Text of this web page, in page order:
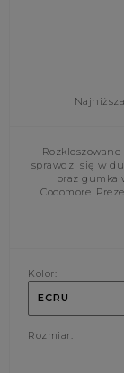
sprawdzi się w
oraz gumka
Cocomore.
Kolor:
ECRU
Rozmiar: